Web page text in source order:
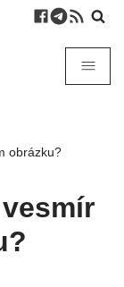
obrázku?